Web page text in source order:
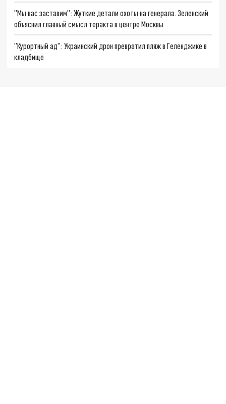
"Мы вас заставим": Жуткие детали охоты на генерала. Зеленский
объяснил главный смысл теракта в центре Москвы
"Курортный ад": Украинский дрон превратил пляж в Геленджике в
кладбище